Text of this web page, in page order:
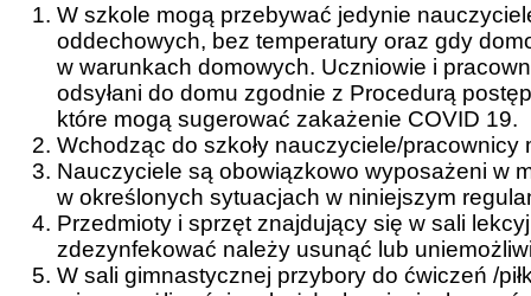
W szkole mogą przebywać jedynie
oddechowych, bez temperatury oraz gdy
w warunkach domowych. Uczniowie i
odsyłani do domu zgodnie z Procedurą
które mogą sugerować zakażenie COVID 19.
Wchodząc do szkoły nauczyciele/
Nauczyciele są obowiązkowo wyposażeni w
w określonych sytuacjach w niniejszym
Przedmioty i sprzęt znajdujący się w sali
zdezynfekować należy usunąć lub
W sali gimnastycznej przybory do ćwiczeń /